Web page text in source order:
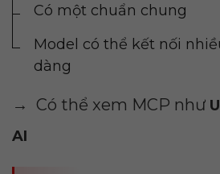
Có một chuẩn chung
Model có thể kết nối
dàng
→ Có thể xem MCP như
AI